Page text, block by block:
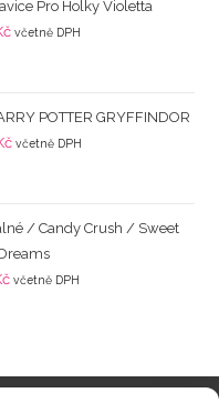
Pro Holky Violetta
včetně DPH
POTTER GRYFFINDOR
včetně DPH
/ Candy Crush / Sweet
včetně DPH